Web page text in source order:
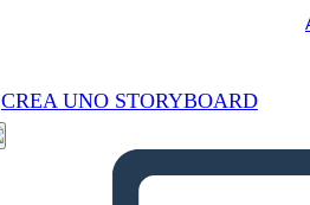
CREA UNO STORYBOARD